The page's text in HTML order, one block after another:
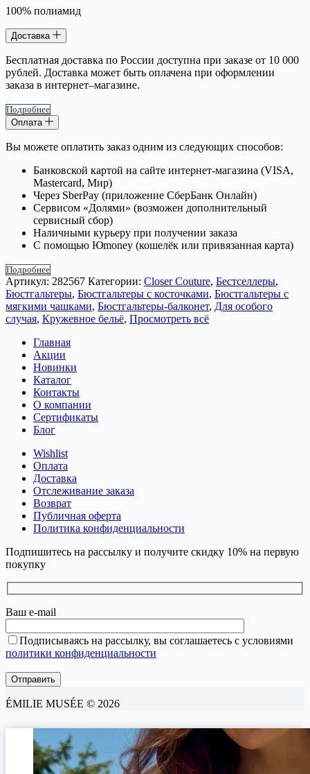
100% полиамид
Доставка
Бесплатная доставка по России доступна при заказе от 10 000
рублей. Доставка может быть оплачена при оформлении
заказа в интернет–магазине.
Подробнее
Оплата
Вы можете оплатить заказ одним из следующих способов:
Банковской картой на сайте интернет-магазина (VISA,
Mastercard, Мир)
Через SberPay (приложение СберБанк Онлайн)
Сервисом «Долями» (возможен дополнительный
сервисный сбор)
Наличными курьеру при получении заказа
С помощью Юmoney (кошелёк или привязанная карта)
Подробнее
Артикул: 282567 Категории: Closer Couture, Бестселлеры,
Бюстгальтеры, Бюстгальтеры с косточками, Бюстгальтеры с
мягкими чашками, Бюстгальтеры-балконет, Для особого
случая, Кружевное бельё, Просмотреть всё
Главная
Акции
Новинки
Каталог
Контакты
О компании
Сертификаты
Блог
Wishlist
Оплата
Доставка
Отслеживание заказа
Возврат
Публичная оферта
Политика конфиденциальности
Подпишитесь на рассылку и получите скидку 10% на первую
покупку
Ваш e-mail
Подписываясь на рассылку, вы соглашаетесь с условиями
политики конфиденциальности
ÉMILIE MUSÉE © 2026